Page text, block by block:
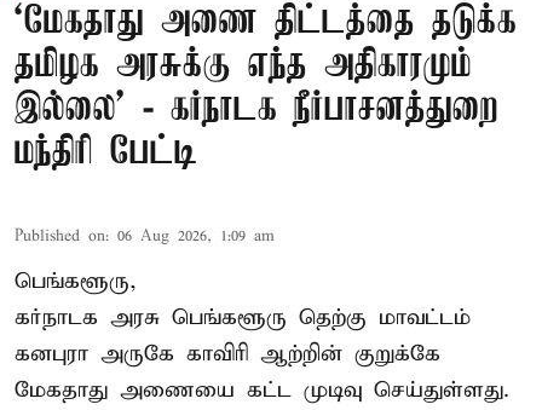
‘மேகதாது அணை திட்டத்தை தடுக்க
தமிழக அரசுக்கு எந்த அதிகாரமும்
இல்லை’ - கர்நாடக நீர்பாசனத்துறை
மந்திரி பேட்டி
Published on: 06 Aug 2026, 1:09 am
பெங்களூரு,
கர்நாடக அரசு பெங்களூரு தெற்கு மாவட்டம்
கனபுரா அருகே காவிரி ஆற்றின் குறுக்கே
மேகதாது அணையை கட்ட முடிவு செய்துள்ளது.